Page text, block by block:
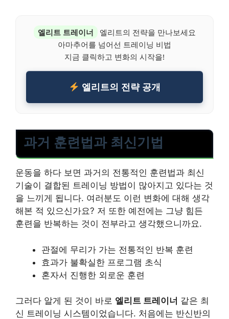
엘리트 트레이너
엘리트의 전략을 만나보세요
아마추어를 넘어선 트레이닝 비법
지금 클릭하고 변화의 시작을!
엘리트의 전략 공개
과거 훈련법과 최신기법
운동을 하다 보면 과거의 전통적인 훈련법과 최신
기술이 결합된 트레이닝 방법이 많아지고 있다는 것
을 느끼게 됩니다. 여러분도 이런 변화에 대해 생각
해본 적 있으신가요? 저 또한 예전에는 그냥 힘든
훈련을 반복하는 것이 전부라고 생각했으니까요.
관절에 무리가 가는 전통적인 반복 훈련
효과가 불확실한 프로그램 초식
혼자서 진행한 외로운 훈련
그러다 알게 된 것이 바로 엘리트 트레이너 같은 최
신 트레이닝 시스템이었습니다. 처음에는 반신반의